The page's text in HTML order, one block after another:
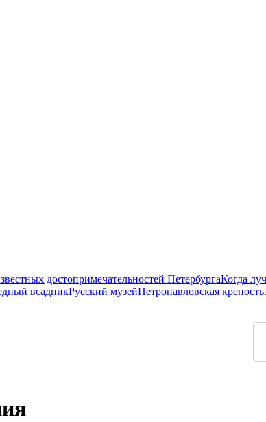
достопримечательностей ПетербургаКогда
всадникРусский музейПетропавловская крепость